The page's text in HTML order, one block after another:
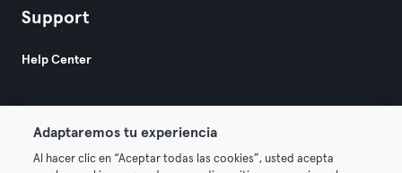
Support
Help Center
Adaptaremos tu experiencia
Al hacer clic en “Aceptar todas las cookies”, usted acepta